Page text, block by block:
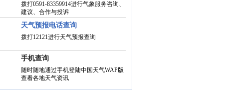
拨打0591-83359914进行气象服务咨询、
建议、合作与投诉
天气预报电话查询
拨打12121进行天气预报查询
手机查询
随时随地通过手机登陆中国天气WAP版
查看各地天气资讯